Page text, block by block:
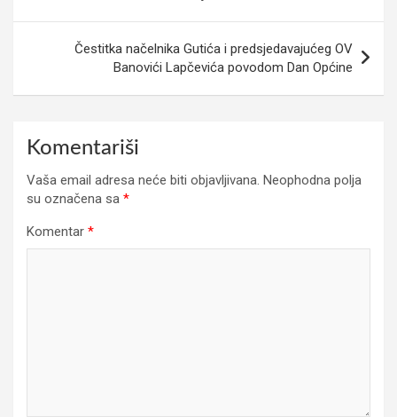
Čestitka načelnika Gutića i predsjedavajućeg OV
Banovići Lapčevića povodom Dan Općine
Komentariši
Vaša email adresa neće biti objavljivana. Neophodna polja
su označena sa *
Komentar *